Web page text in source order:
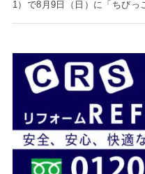
1）で8月9日（日）に「ちびっ